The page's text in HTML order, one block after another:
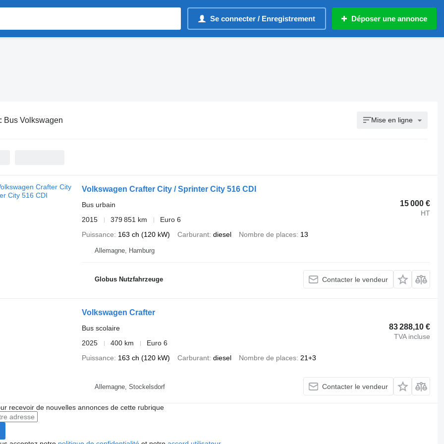
Se connecter / Enregistrement Déposer une annonce
Bus Volkswagen Mise en ligne
Volkswagen Crafter City / Sprinter City 516 CDI
15 000 €
HT
Bus urbain
2015
379 851 km
Euro 6
Puissance
163 ch (120 kW) Carburant diesel Nombre de places 13
Allemagne, Hamburg
Globus Nutzfahrzeuge Contacter le vendeur
Volkswagen Crafter
83 288,10 €
TVA incluse
Bus scolaire
2025
400 km
Euro 6
Puissance
163 ch (120 kW) Carburant diesel Nombre de places 21+3
Allemagne, Stockelsdorf Contacter le vendeur
recevoir de nouvelles annonces de cette rubrique